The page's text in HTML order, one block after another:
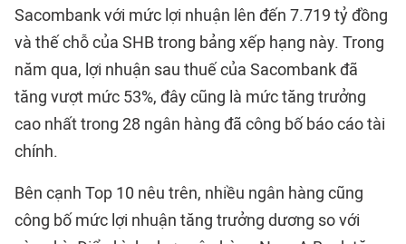
Sacombank với mức lợi nhuận lên đến 7.719 tỷ đồng
và thế chỗ của SHB trong bảng xếp hạng này. Trong
năm qua, lợi nhuận sau thuế của Sacombank đã
tăng vượt mức 53%, đây cũng là mức tăng trưởng
cao nhất trong 28 ngân hàng đã công bố báo cáo tài
chính.
Bên cạnh Top 10 nêu trên, nhiều ngân hàng cũng
công bố mức lợi nhuận tăng trưởng dương so với